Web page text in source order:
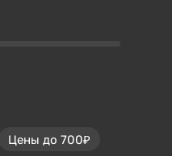
Цены до 700₽